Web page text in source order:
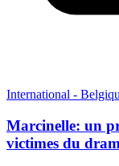
International -
Marcinelle: un
victimes du